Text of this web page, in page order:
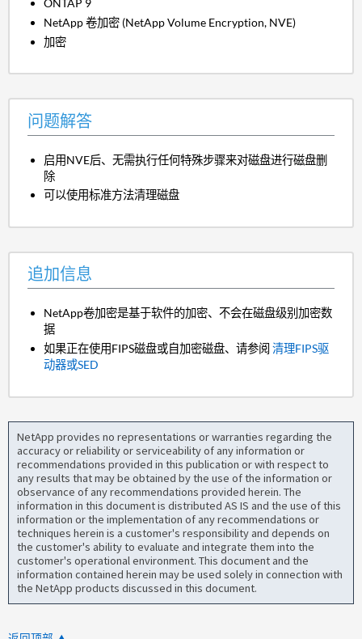
ONTAP 9
NetApp 卷加密 (NetApp Volume Encryption, NVE)
加密
问题解答
启用NVE后、无需执行任何特殊步骤来对磁盘进行磁盘删
除
可以使用标准方法清理磁盘
追加信息
NetApp卷加密是基于软件的加密、不会在磁盘级别加密数
据
如果正在使用FIPS磁盘或自加密磁盘、请参阅清理FIPS驱
动器或SED
NetApp provides no representations or warranties regarding the
accuracy or reliability or serviceability of any information or
recommendations provided in this publication or with respect to
any results that may be obtained by the use of the information or
observance of any recommendations provided herein. The
information in this document is distributed AS IS and the use of this
information or the implementation of any recommendations or
techniques herein is a customer's responsibility and depends on
the customer's ability to evaluate and integrate them into the
customer's operational environment. This document and the
information contained herein may be used solely in connection with
the NetApp products discussed in this document.